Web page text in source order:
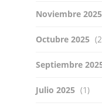
Noviembre 2025
Octubre 2025
Septiembre
Julio 2025 (1)